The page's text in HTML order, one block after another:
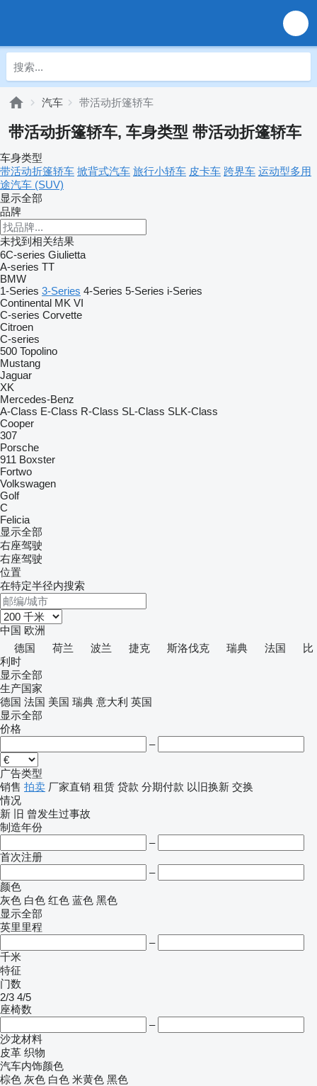
汽车 带活动折篷轿车
带活动折篷轿车, 车身类型 带活动折篷轿车
车身类型
带活动折篷轿车 掀背式汽车 旅行小轿车 皮卡车 跨界车 运动型多用
途汽车 (SUV)
显示全部
品牌
未找到相关结果
6C-series Giulietta
A-series TT
BMW
1-Series 3-Series 4-Series 5-Series i-Series
Continental MK VI
C-series Corvette
Citroen
C-series
500 Topolino
Mustang
Jaguar
XK
Mercedes-Benz
A-Class E-Class R-Class SL-Class SLK-Class
Cooper
307
Porsche
911 Boxster
Fortwo
Volkswagen
Golf
C
Felicia
显示全部
右座驾驶
右座驾驶
位置
在特定半径内搜索
中国 欧洲
德国
荷兰 波兰 捷克 斯洛伐克 瑞典 法国
比
利时
显示全部
生产国家
德国 法国 美国 瑞典 意大利 英国
显示全部
价格
–
广告类型
销售 拍卖 厂家直销 租赁 贷款 分期付款 以旧换新 交换
情况
新 旧 曾发生过事故
制造年份
–
首次注册
–
颜色
灰色 白色 红色 蓝色 黑色
显示全部
英里里程
–
千米
特征
门数
2/3 4/5
座椅数
–
沙龙材料
皮革 织物
汽车内饰颜色
棕色 灰色 白色 米黄色 黑色